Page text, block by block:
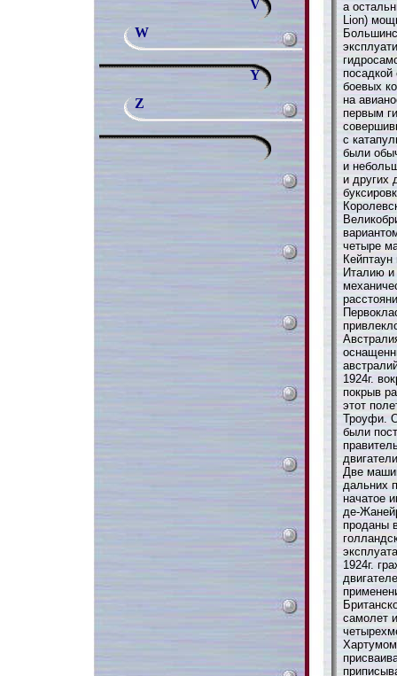
V
W
Y
Z
а
Lion)
боевых
на
первым
с
были
и
и других
четыре
Италию и
1924г.
покрыв
этот
Троуфи.
были
Две
дальних
начатое
де-
проданы
1924г.
самолет